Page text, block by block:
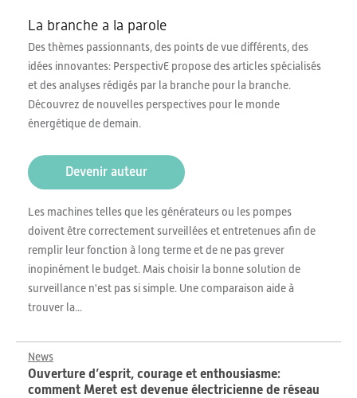
La branche a la parole
Des thèmes passionnants, des points de vue différents, des
idées innovantes: PerspectivE propose des articles spécialisés
et des analyses rédigés par la branche pour la branche.
Découvrez de nouvelles perspectives pour le monde
énergétique de demain.
Devenir auteur
Les machines telles que les générateurs ou les pompes
doivent être correctement surveillées et entretenues afin de
remplir leur fonction à long terme et de ne pas grever
inopinément le budget. Mais choisir la bonne solution de
surveillance n'est pas si simple. Une comparaison aide à
trouver la...
News
Ouverture d’esprit, courage et enthousiasme:
comment Meret est devenue électricienne de réseau